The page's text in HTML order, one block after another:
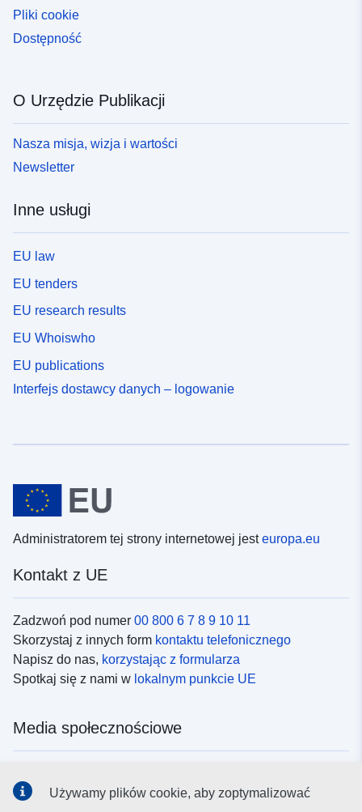
Pliki cookie
Dostępność
O Urzędzie Publikacji
Nasza misja, wizja i wartości
Newsletter
Inne usługi
EU law
EU tenders
EU research results
EU Whoiswho
EU publications
Interfejs dostawcy danych – logowanie
Administratorem tej strony internetowej jesteuropa.eu
Kontakt z UE
Zadzwoń pod numer 00 800 6 7 8 9 10 11
Skorzystaj z innych form kontaktu telefonicznego
Napisz do nas, korzystając z formularza
Spotkaj się z nami w lokalnym punkcie UE
Media społecznościowe
Używamy plików cookie, aby zoptymalizować